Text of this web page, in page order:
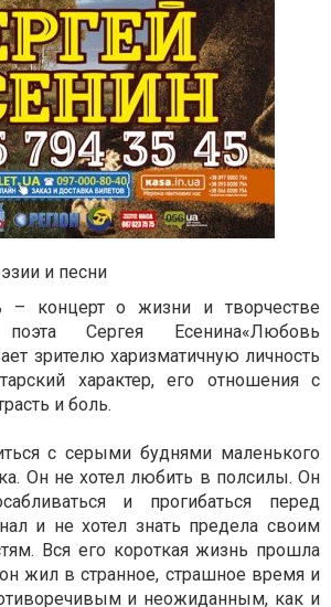
и песни
– концерт о жизни и творчестве
поэта Сергея Есенина«Любовь
зрителю харизматичную личность
характер, его отношения с
и боль.
с серыми буднями маленького
Он не хотел любить в полсилы. Он
и прогибаться перед
и не хотел знать предела своим
Вся его короткая жизнь прошла
жил в странное, страшное время и
и неожиданным, как и